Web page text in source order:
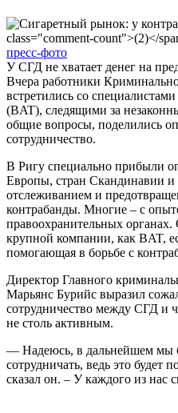
пресс-фото
У СГД не хватает денег на
Вчера работники
встретились со
(BAT), следящими за
общие вопросы, поделились
сотрудничество.
В Ригу специально прибыли
Европы, стран Скандинавии и
отслеживанием и
контрабанды. Многие – с
правоохранительных
крупной компании, как BAT,
помогающая в борьбе с
Директор Главного
Марьянс Бурийс выразил
сотрудничество между СГД и
не столь активным.
— Надеюсь, в дальнейшем мы
сотрудничать, ведь это будет
сказал он. – У каждого из нас